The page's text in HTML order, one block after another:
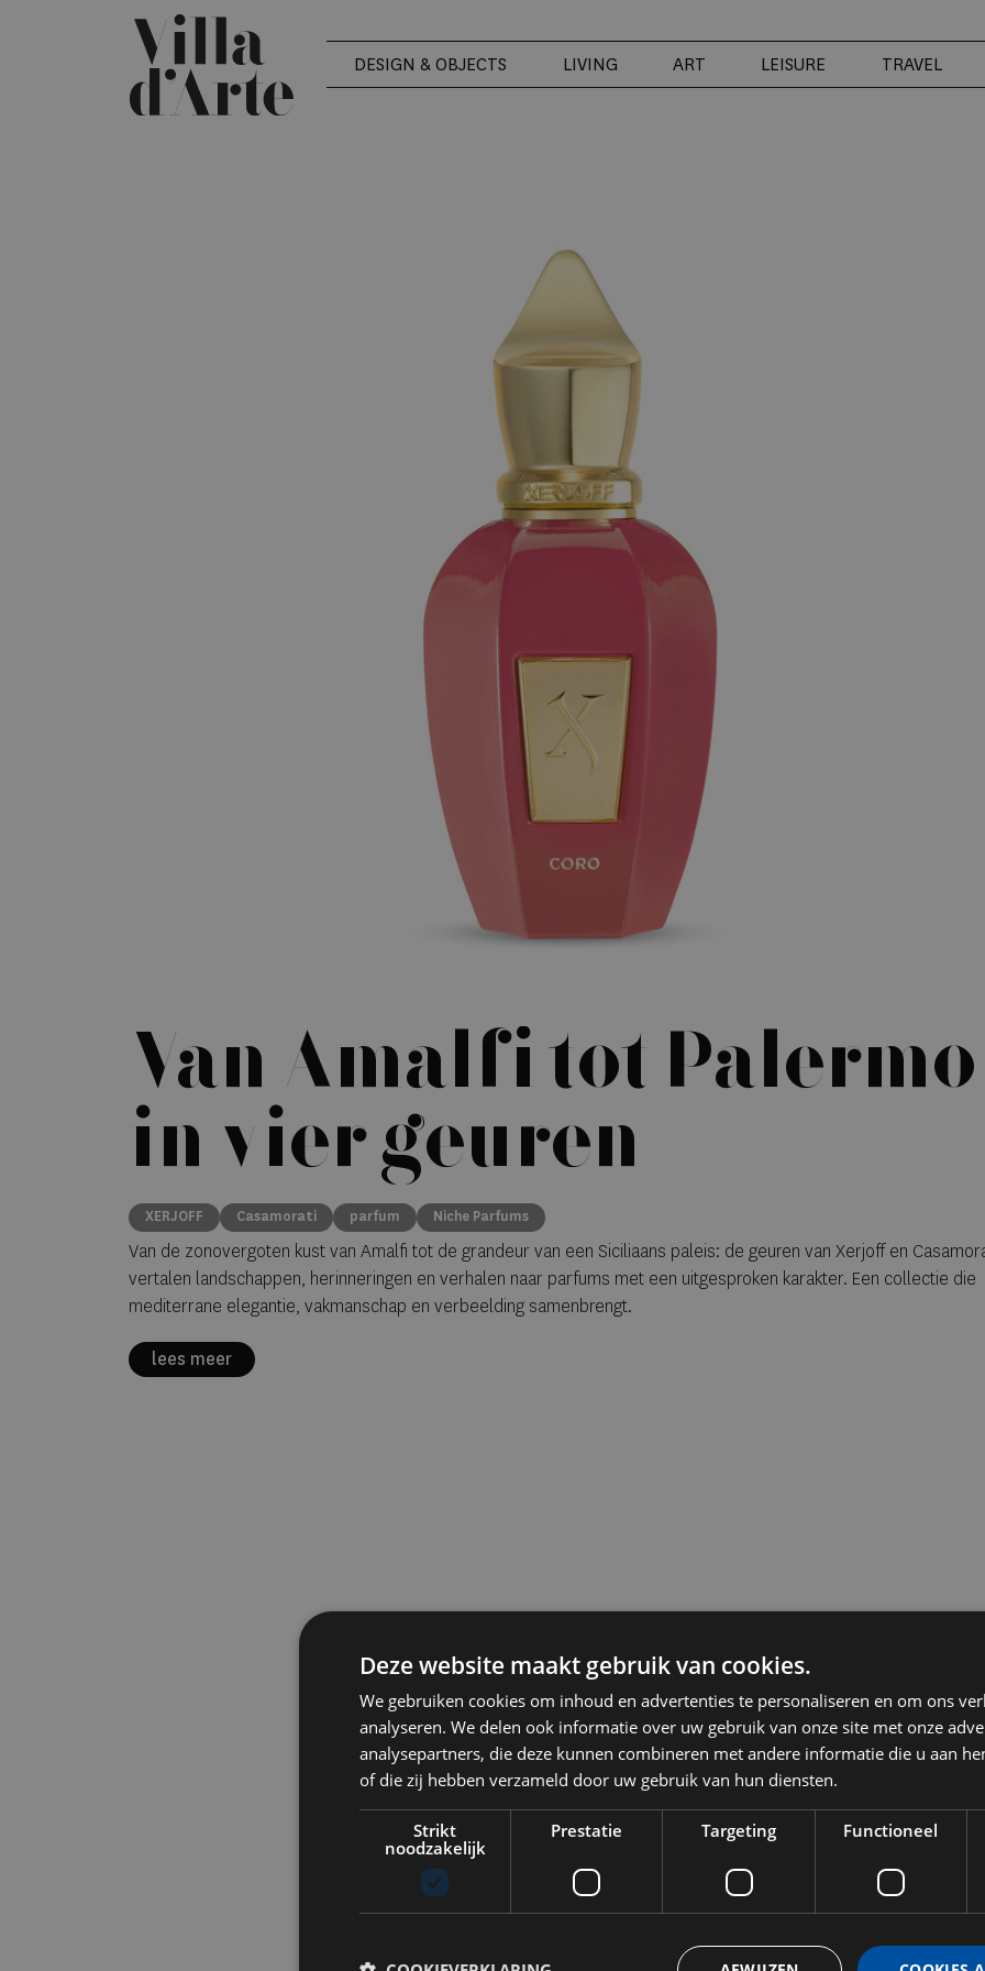
DESIGN & OBJECTS LIVING ART LEISURE TRAVEL
Van Amalfi tot Palermo
in vier geuren
XERJOFF Casamorati parfum Niche Parfums
Van de zonovergoten kust van Amalfi tot de grandeur van een Siciliaans paleis: de geuren van Xerjoff en
vertalen landschappen, herinneringen en verhalen naar parfums met een uitgesproken karakter. Een collectie die
mediterrane elegantie, vakmanschap en verbeelding samenbrengt.
lees meer
Deze website maakt gebruik van cookies.
We gebruiken cookies om inhoud en advertenties te personaliseren en om ons
analyseren. We delen ook informatie over uw gebruik van onze site met onze
analysepartners, die deze kunnen combineren met andere informatie die u aan
of die zij hebben verzameld door uw gebruik van hun diensten.
Strikt
noodzakelijk
Prestatie Targeting Functioneel